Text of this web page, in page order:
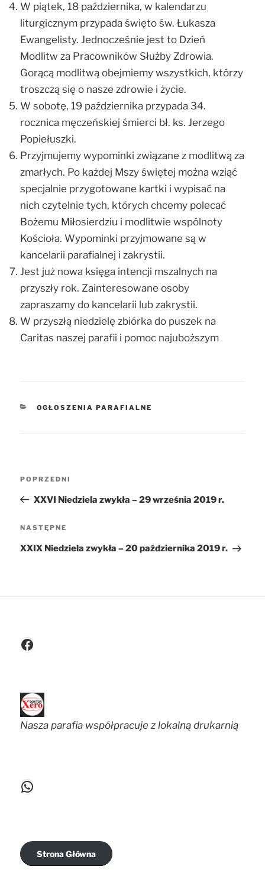
W piątek, 18 października, w kalendarzu
liturgicznym przypada święto św. Łukasza
Ewangelisty. Jednocześnie jest to Dzień
Modlitw za Pracowników Służby Zdrowia.
Gorącą modlitwą obejmiemy wszystkich, którzy
troszczą się o nasze zdrowie i życie.
W sobotę, 19 października przypada 34.
rocznica męczeńskiej śmierci bł. ks. Jerzego
Popiełuszki.
Przyjmujemy wypominki związane z modlitwą za
zmarłych. Po każdej Mszy świętej można wziąć
specjalnie przygotowane kartki i wypisać na
nich czytelnie tych, których chcemy polecać
Bożemu Miłosierdziu i modlitwie wspólnoty
Kościoła. Wypominki przyjmowane są w
kancelarii parafialnej i zakrystii.
Jest już nowa księga intencji mszalnych na
przyszły rok. Zainteresowane osoby
zapraszamy do kancelarii lub zakrystii.
W przyszłą niedzielę zbiórka do puszek na
Caritas naszej parafii i pomoc najuboższym
KATEGORIE
OGŁOSZENIA PARAFIALNE
Nawigacja
wpisu
Poprzedni
wpis
POPRZEDNI
XXVI Niedziela zwykła – 29 września 2019 r.
Następny
wpis
NASTĘPNE
XXIX Niedziela zwykła – 20 października 2019 r.
Facebook
Nasza parafia współpracuje z lokalną drukarnią
WhatsApp
Strona Główna